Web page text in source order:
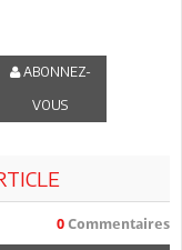
ABONNEZ-
VOUS
0 Commentaires